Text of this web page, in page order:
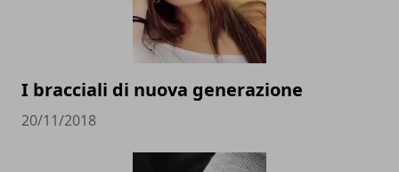
I bracciali di nuova generazione
20/11/2018